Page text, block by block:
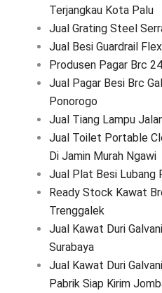
Terjangkau Kota Palu
Jual Grating Steel
Jual Besi Guardrail
Produsen Pagar Brc
Jual Pagar Besi Brc
Ponorogo
Jual Tiang Lampu
Jual Toilet Portable
Di Jamin Murah Ngawi
Jual Plat Besi Lubang
Ready Stock Kawat
Trenggalek
Jual Kawat Duri
Surabaya
Jual Kawat Duri
Pabrik Siap Kirim